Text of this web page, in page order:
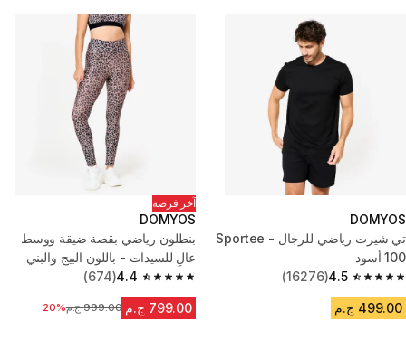
DOMYOS
100 أسود
4.5
4.5 out of 5 stars from 16276 reviews
(16276)
499.00 ج.م
آخر فرصة
DOMYOS
بنطلون رياضي بقصة ضيقة ووسط
عالٍ للسيدات - باللون البيج والبني
4.4
4.4 out of 5 stars from 674 reviews
(674)
799.00 ج.م السعر قبل التخفيض
999.00 ج.م 20%